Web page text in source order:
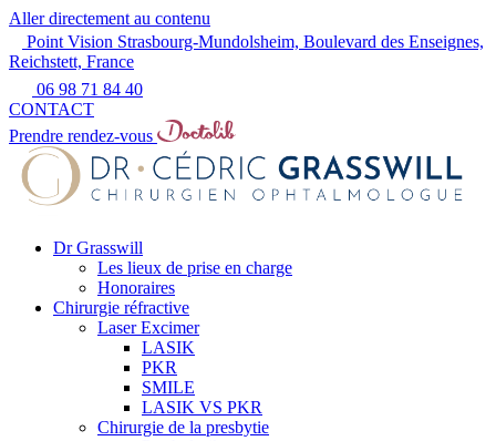
Aller directement au contenu
Point Vision Strasbourg-Mundolsheim, Boulevard des Enseignes,
Reichstett, France
06 98 71 84 40
CONTACT
Prendre rendez-vous
Dr Grasswill
Les lieux de prise en charge
Honoraires
Chirurgie réfractive
Laser Excimer
LASIK
PKR
SMILE
LASIK VS PKR
Chirurgie de la presbytie